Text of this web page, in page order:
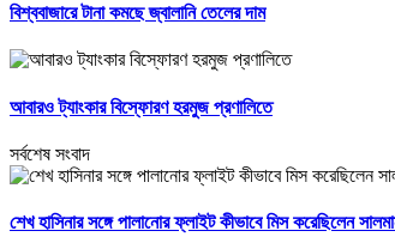
বিশ্ববাজারে টানা কমছে জ্বালানি তেলের দাম
আবারও ট্যাংকার বিস্ফোরণ হরমুজ প্রণালিতে
সর্বশেষ সংবাদ
শেখ হাসিনার সঙ্গে পালানোর ফ্লাইট কীভাবে মিস করেছিলেন